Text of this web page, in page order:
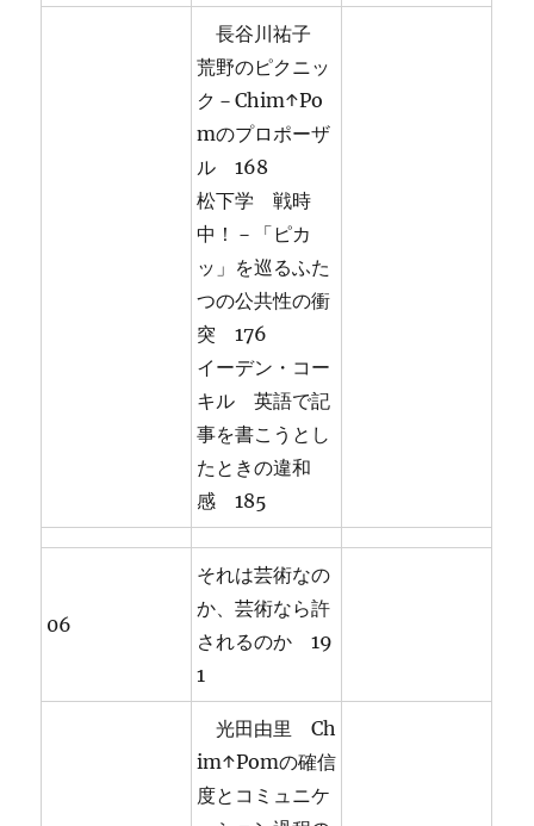
長谷川祐子
荒野のピクニッ
ク－Chim↑Po
mのプロポーザ
ル 168
松下学 戦時
中！－「ピカ
ッ」を巡るふた
つの公共性の衝
突 176
イーデン・コー
キル 英語で記
事を書こうとし
たときの違和
感 185
06
それは芸術なの
か、芸術なら許
されるのか 19
1
光田由里 Ch
im↑Pomの確信
度とコミュニケ